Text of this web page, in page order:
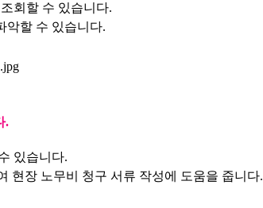
회할 수 있습니다.
악할 수 있습니다.
.
있습니다.
현장 노무비 청구 서류 작성에 도움을 줍니다.